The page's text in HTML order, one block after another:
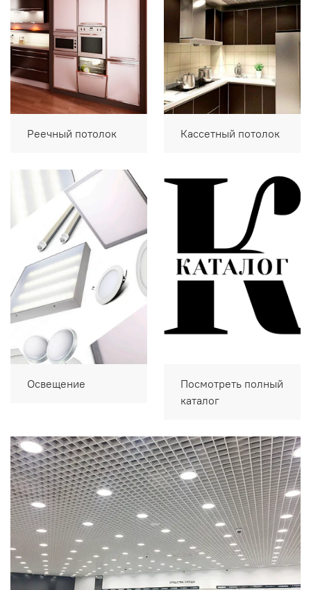
Реечный потолок Кассетный потолок
Освещение
Посмотреть полный
каталог